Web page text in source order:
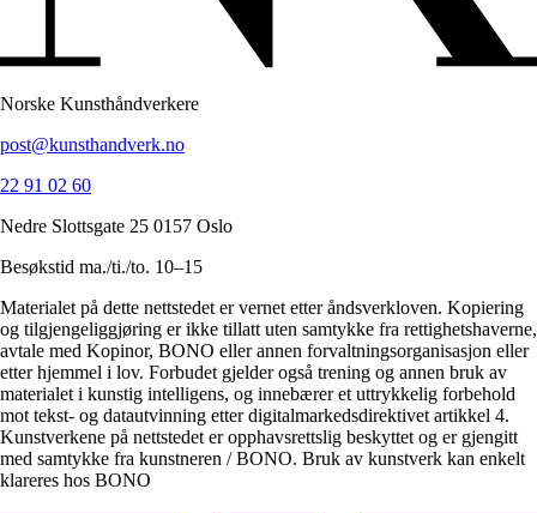
Norske Kunsthåndverkere
post@kunsthandverk.no
22 91 02 60
Nedre Slottsgate 25 0157 Oslo
Besøkstid ma./ti./to. 10–15
Materialet på dette nettstedet er vernet etter åndsverkloven. Kopiering
og tilgjengeliggjøring er ikke tillatt uten samtykke fra rettighetshaverne,
avtale med Kopinor, BONO eller annen forvaltningsorganisasjon eller
etter hjemmel i lov. Forbudet gjelder også trening og annen bruk av
materialet i kunstig intelligens, og innebærer et uttrykkelig forbehold
mot tekst- og datautvinning etter digitalmarkedsdirektivet artikkel 4.
Kunstverkene på nettstedet er opphavsrettslig beskyttet og er gjengitt
med samtykke fra kunstneren / BONO. Bruk av kunstverk kan enkelt
klareres hos BONO